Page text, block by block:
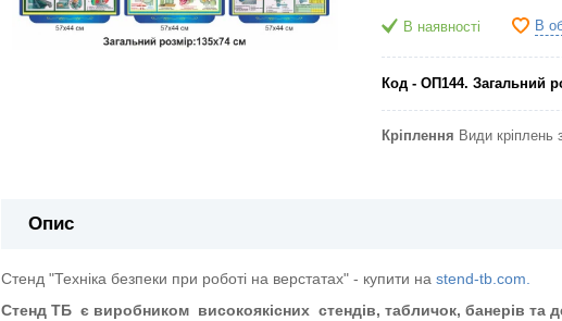
В наявності В
Код - ОП144. Загальний
Кріплення Види кріплень
Опис
Стенд "Техніка безпеки при роботі на верстатах" - купити на stend-tb.com.
Стенд ТБ є виробником високоякісних стендів, табличок, банерів та